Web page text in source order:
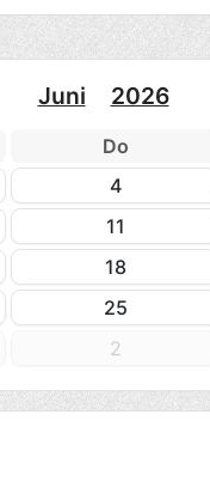
Juni 2026
Do
4
11
18
25
2